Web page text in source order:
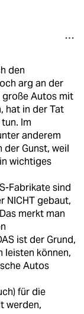
den
arg an der
große Autos mit
hat in der Tat
Im
anderem
Gunst, weil
wichtiges
Fabrikate sind
NICHT gebaut,
merkt man
ist der Grund,
leisten können,
Autos
für die
werden,